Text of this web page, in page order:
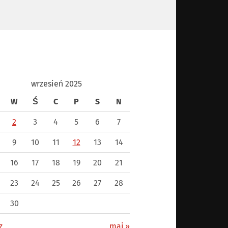
wrzesień 2025
W
Ś C P S N
2 3 4 5 6 7
9 10 11 12 13 14
16 17 18 19 20 21
23 24 25 26 27 28
30